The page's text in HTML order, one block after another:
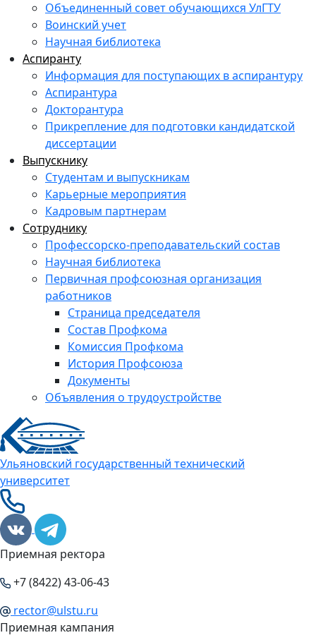
Объединенный совет обучающихся УлГТУ
Воинский учет
Научная библиотека
Аспиранту
Информация для поступающих в аспирантуру
Аспирантура
Докторантура
Прикрепление для подготовки кандидатской
диссертации
Выпускнику
Студентам и выпускникам
Карьерные мероприятия
Кадровым партнерам
Сотруднику
Профессорско-преподавательский состав
Научная библиотека
Первичная профсоюзная организация
работников
Страница председателя
Состав Профкома
Комиссия Профкома
История Профсоюза
Документы
Объявления о трудоустройстве
Ульяновский государственный технический
университет
Приемная ректора
+7 (8422) 43-06-43
rector@ulstu.ru
Приемная кампания